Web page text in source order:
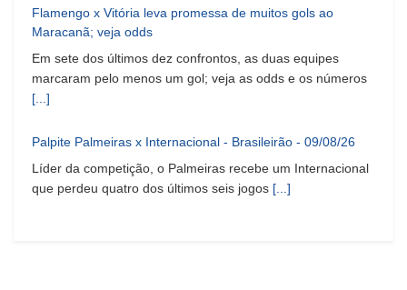
Flamengo x Vitória leva promessa de muitos gols ao
Maracanã; veja odds
Em sete dos últimos dez confrontos, as duas equipes
marcaram pelo menos um gol; veja as odds e os números
[...]
Palpite Palmeiras x Internacional - Brasileirão - 09/08/26
Líder da competição, o Palmeiras recebe um Internacional
que perdeu quatro dos últimos seis jogos [...]